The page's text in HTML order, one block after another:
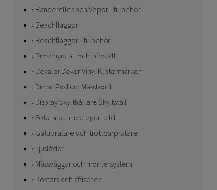
Banderoller och Vepor - tillbehör
Beachflaggor
Beachflaggor - tillbehör
Broschyrställ och infoställ
Dekaler Dekor Vinyl Klistermärken
Diskar Podium Mässbord
Display Skylthållare Skyltställ
Fototapet med egen bild
Gatupratare och trottoarpratare
Ljuslådor
Mässväggar och montersystem
Posters och affischer